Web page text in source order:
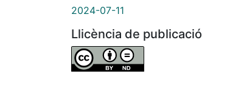
2024-07-11
Llicència de publicació